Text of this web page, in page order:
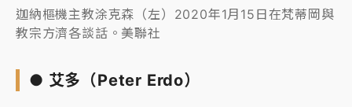
迦納樞機主教涂克森（左）2020年1月15日在梵蒂岡與
教宗方濟各談話。美聯社
● 艾多（Peter Erdo）